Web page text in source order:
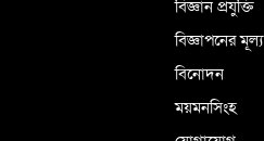
বিজ্ঞান প্রযুক্তি
বিজ্ঞাপনের মূল্য
বিনোদন
ময়মনসিংহ